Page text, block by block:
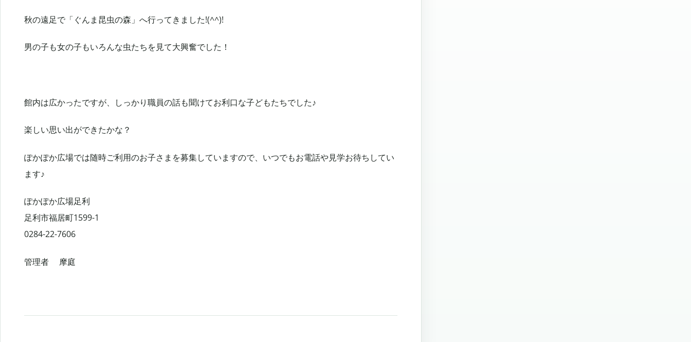
秋の遠足で「ぐんま昆虫の森」へ行ってきました!(^^)!
男の子も女の子もいろんな虫たちを見て大興奮でした！
館内は広かったですが、しっかり職員の話も聞けてお利口な子どもたちでした♪
楽しい思い出ができたかな？
ぽかぽか広場では随時ご利用のお子さまを募集していますので、いつでもお電話や見学お待ちしてい
ます♪
ぽかぽか広場足利
足利市福居町1599-1
0284-22-7606
管理者 摩庭